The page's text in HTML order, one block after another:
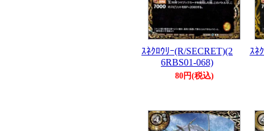
ｽﾈｸﾛｳﾘｰ(R/SECRET)(2
6RBS01-068)
80円(税込)
ｽﾈ